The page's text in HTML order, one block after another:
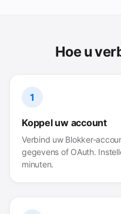
Hoe u
1
Koppel uw account
Verbind uw Blokker-
gegevens of OAuth.
minuten.